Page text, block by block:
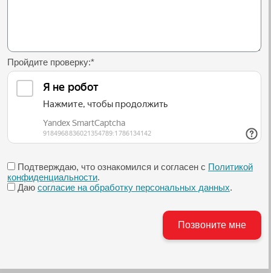
Пройдите проверку:*
Подтверждаю, что ознакомился и согласен с Политикой
конфиденциальности.
Даю согласие на обработку персональных данных.